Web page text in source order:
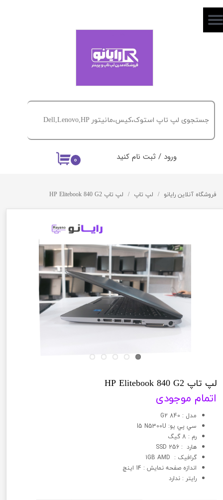
۰ ورود / ثبت نام کنید
حساب کاربری من
خروج از حساب کاربری
فروشگاه آنلاین رایانو لپ تاپ لپ تاپ HP Elitebook 840 G2
لپ تاپ HP Elitebook 840 G2
اتمام موجودی
مدل : 840 G2
سي پي يو: I5 N5300U
رم : 8 گیگ
هارد : 256 SSD
گرافيک : 1GB AMD
اندازه صفحه نمایش : 14 اینچ
رایتر : ندارد